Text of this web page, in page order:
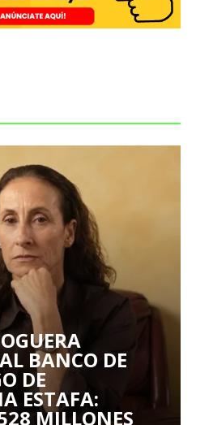
BANCO DE
DE
ESTAFA:
MILLONES